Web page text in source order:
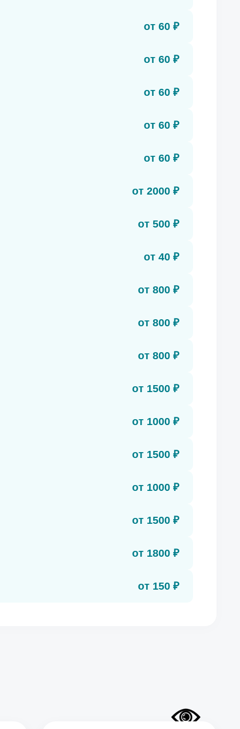
от 60 ₽
от 60 ₽
от 60 ₽
от 60 ₽
от 60 ₽
от 2000 ₽
от 500 ₽
от 40 ₽
от 800 ₽
от 800 ₽
от 800 ₽
от 1500 ₽
от 1000 ₽
от 1500 ₽
от 1000 ₽
от 1500 ₽
от 1800 ₽
от 150 ₽